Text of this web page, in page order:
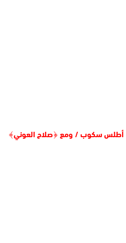
أطلس سكوب / ومع ﴿صلاح العوني﴾